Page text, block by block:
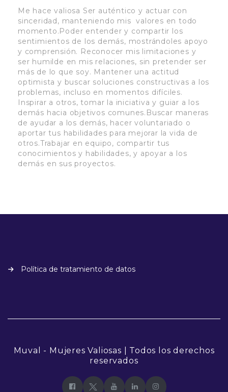
Me hace valiosa Ser auténtico y actuar con
sinceridad, manteniendo mis valores en todo
momento.Poder entender y compartir los
sentimientos de los demás, mostrándoles apoyo
y comprensión. Reconocer mis limitaciones y
ser humilde en mis relaciones, sin pretender ser
más de lo que soy. Mantener una actitud
optimista y buscar soluciones constructivas a los
problemas, incluso en momentos difíciles.
Inspirar a otros, tomar la iniciativa y guiar a los
demás hacia objetivos comunes.Buscar maneras
de ayudar a los demás, hacer voluntariado o
aportar tus habilidades para mejorar la vida de
otros.Trabajar en equipo, compartir tus
conocimientos y habilidades, y apoyar a los
demás en sus proyectos.
Política de tratamiento de datos
Muval - Mujeres Valiosas | Todos los derechos
reservados